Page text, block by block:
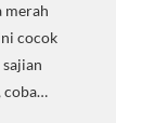
merah
cocok
coba…